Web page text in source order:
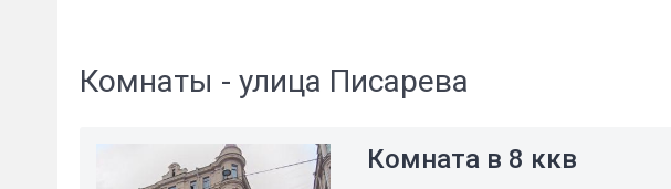
Комнаты - улица Писарева
Комната в 8 ккв